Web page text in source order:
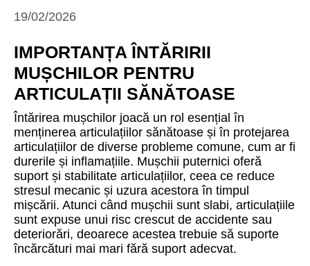
19/02/2026
IMPORTANȚA ÎNTĂRIRII
MUȘCHILOR PENTRU
ARTICULAȚII SĂNĂTOASE
Întărirea mușchilor joacă un rol esențial în
menținerea articulațiilor sănătoase și în protejarea
articulațiilor de diverse probleme comune, cum ar fi
durerile și inflamațiile. Mușchii puternici oferă
suport și stabilitate articulațiilor, ceea ce reduce
stresul mecanic și uzura acestora în timpul
mișcării. Atunci când mușchii sunt slabi, articulațiile
sunt expuse unui risc crescut de accidente sau
deteriorări, deoarece acestea trebuie să suporte
încărcături mai mari fără suport adecvat.